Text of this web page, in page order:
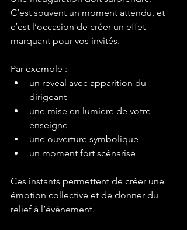
C’est souvent un moment attendu, et
c’est l’occasion de créer un effet
marquant pour vos invités.
Par exemple :
un reveal avec apparition du
dirigeant
une mise en lumière de votre
enseigne
une ouverture symbolique
un moment fort scénarisé
Ces instants permettent de créer une
émotion collective et de donner du
relief à l’événement.